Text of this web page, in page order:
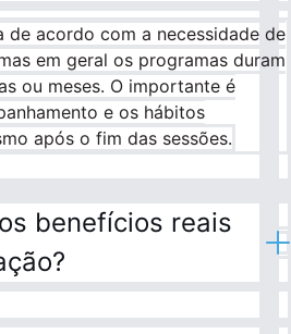
de acordo com a necessidade de
em geral os programas duram
ou meses. O importante é
e os hábitos
após o fim das sessões.
benefícios reais